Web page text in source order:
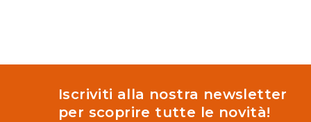
Iscriviti alla nostra newsletter
per scoprire tutte le novità!